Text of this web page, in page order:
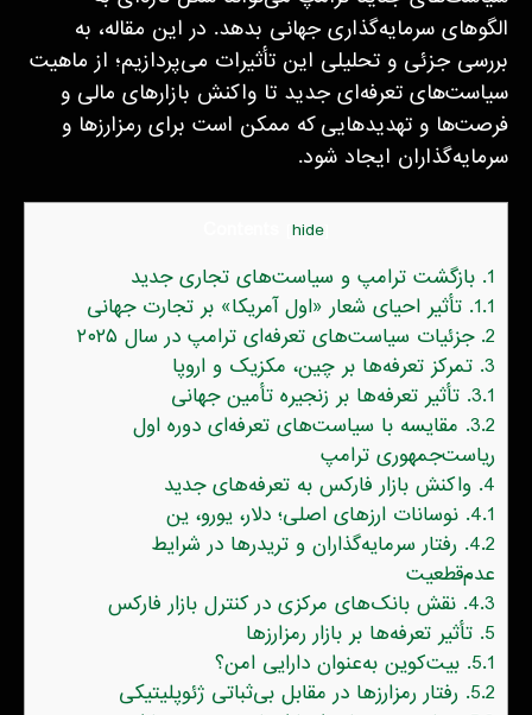
الگوهای سرمایه‌گذاری جهانی بدهد. در این مقاله، به
بررسی جزئی و تحلیلی این تأثیرات می‌پردازیم؛ از ماهیت
سیاست‌های تعرفه‌ای جدید تا واکنش بازارهای مالی و
فرصت‌ها و تهدیدهایی که ممکن است برای رمزارزها و
سرمایه‌گذاران ایجاد شود.
hide
1. بازگشت ترامپ و سیاست‌های تجاری جدید
1.1. تأثیر احیای شعار «اول آمریکا» بر تجارت جهانی
2. جزئیات سیاست‌های تعرفه‌ای ترامپ در سال ۲۰۲۵
3. تمرکز تعرفه‌ها بر چین، مکزیک و اروپا
3.1. تأثیر تعرفه‌ها بر زنجیره تأمین جهانی
3.2. مقایسه با سیاست‌های تعرفه‌ای دوره اول
ریاست‌جمهوری ترامپ
4. واکنش بازار فارکس به تعرفه‌های جدید
4.1. نوسانات ارزهای اصلی؛ دلار، یورو، ین
4.2. رفتار سرمایه‌گذاران و تریدرها در شرایط
عدم‌قطعیت
4.3. نقش بانک‌های مرکزی در کنترل بازار فارکس
5. تأثیر تعرفه‌ها بر بازار رمزارزها
5.1. بیت‌کوین به‌عنوان دارایی امن؟
5.2. رفتار رمزارزها در مقابل بی‌ثباتی ژئوپلیتیکی